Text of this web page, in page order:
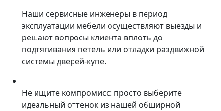
Наши сервисные инженеры в период
эксплуатации мебели осуществляют выезды и
решают вопросы клиента вплоть до
подтягивания петель или отладки раздвижной
системы дверей-купе.
Не ищите компромисс: просто выберите
идеальный оттенок из нашей обширной